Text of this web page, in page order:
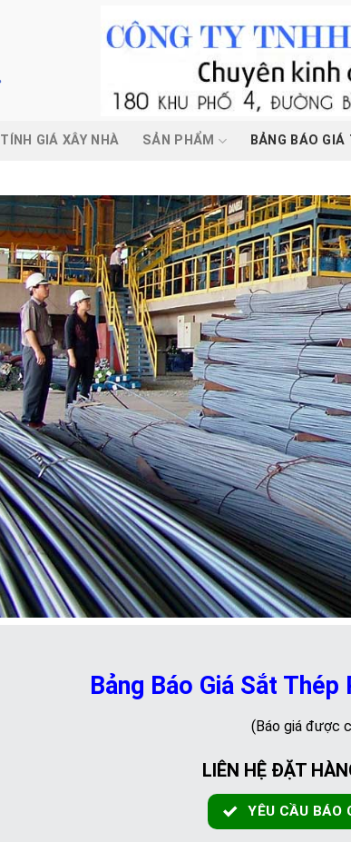
TÍNH GIÁ XÂY NHÀ SẢN PHẨM BẢNG BÁO GIÁ
Bảng Báo Giá Sắt
(Báo giá được
LIÊN HỆ ĐẶT
YÊU CẦU BÁO